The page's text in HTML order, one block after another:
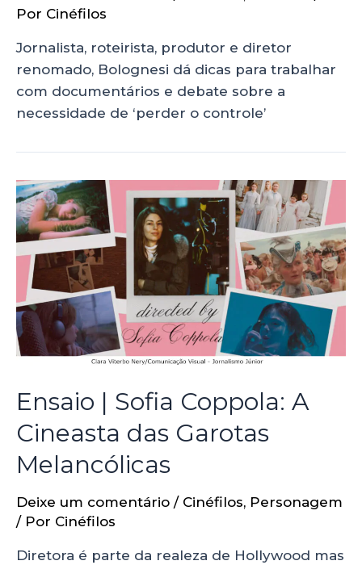
Por Cinéfilos
Jornalista, roteirista, produtor e diretor
renomado, Bolognesi dá dicas para trabalhar
com documentários e debate sobre a
necessidade de ‘perder o controle’
Ensaio | Sofia Coppola: A
Cineasta das Garotas
Melancólicas
Deixe um comentário / Cinéfilos, Personagem
/ Por Cinéfilos
Diretora é parte da realeza de Hollywood mas